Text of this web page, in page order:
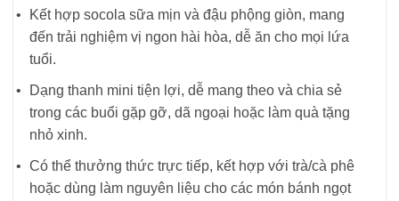
Kết hợp socola sữa mịn và đậu phộng giòn, mang
đến trải nghiệm vị ngon hài hòa, dễ ăn cho mọi lứa
tuổi.
Dạng thanh mini tiện lợi, dễ mang theo và chia sẻ
trong các buổi gặp gỡ, dã ngoại hoặc làm quà tặng
nhỏ xinh.
Có thể thưởng thức trực tiếp, kết hợp với trà/cà phê
hoặc dùng làm nguyên liệu cho các món bánh ngọt